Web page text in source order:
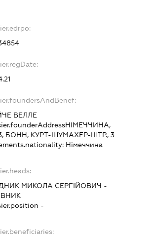
ВЕЛЛЕ
НІМЕЧЧИНА,
БОНН, КУРТ-ШУМАХЕР-ШТР., 3
Німеччина
МИКОЛА СЕРГІЙОВИЧ -
-